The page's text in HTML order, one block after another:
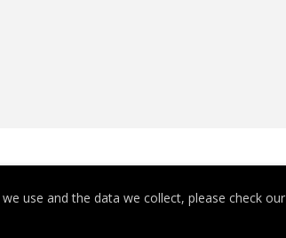
use and the data we collect, please check our